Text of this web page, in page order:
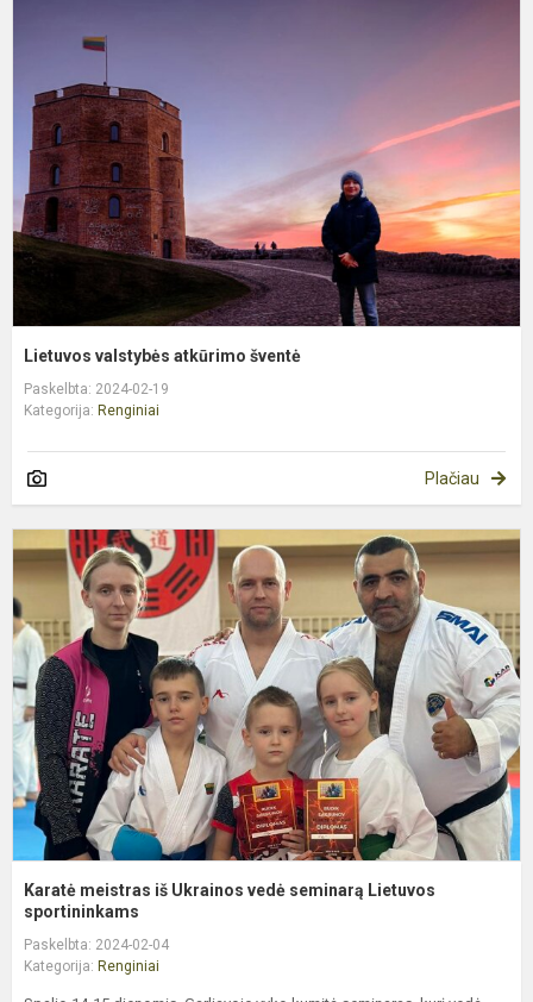
Lietuvos valstybės atkūrimo šventė
Paskelbta: 2024-02-19
Kategorija: Renginiai
Plačiau
Karatė meistras iš Ukrainos vedė seminarą Lietuvos
sportininkams
Paskelbta: 2024-02-04
Kategorija: Renginiai